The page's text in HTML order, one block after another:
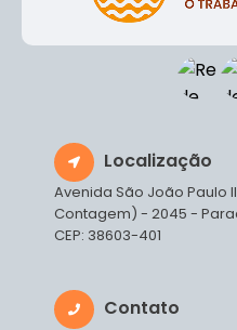
Localização
Avenida São João Paulo
Contagem) - 2045 -
CEP: 38603-401
Contato